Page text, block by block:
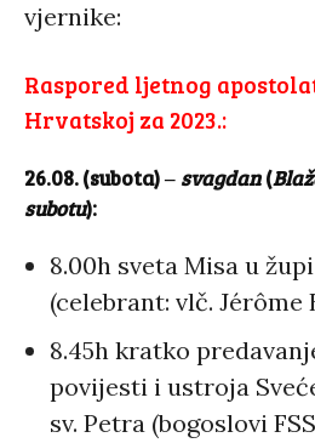
vjernike:
Raspored ljetnog
Hrvatskoj za 2023.:
26.08. (subota)‒ svagdan(
subotu):
8.00h sveta Misa u
(celebrant: vlč. Jérôme
8.45h kratko
povijesti i ustroja
sv. Petra (bogoslovi